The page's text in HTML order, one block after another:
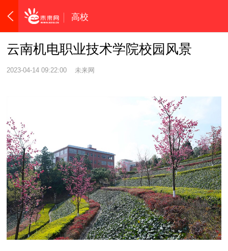
高校
云南机电职业技术学院校园风景
2023-04-14 09:22:00 未来网